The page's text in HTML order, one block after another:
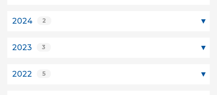
2024 2
2023 3
2022 5